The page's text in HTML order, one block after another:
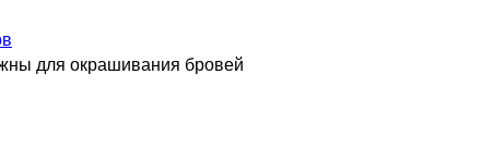
для окрашивания бровей